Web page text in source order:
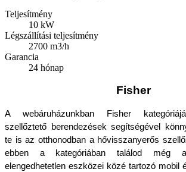
Teljesítmény
10 kW
Légszállítási teljesítmény
2700 m3/h
Garancia
24 hónap
Fisher
A webáruházunkban Fisher
szellőztető berendezések segítségével
te is az otthonodban a hővisszanyerős
ebben a kategóriában találod még
elengedhetetlen eszközei közé tartozó mobil